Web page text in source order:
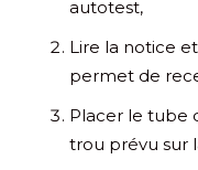
autotest,
Lire la notice
permet de
Placer le tube
trou prévu sur